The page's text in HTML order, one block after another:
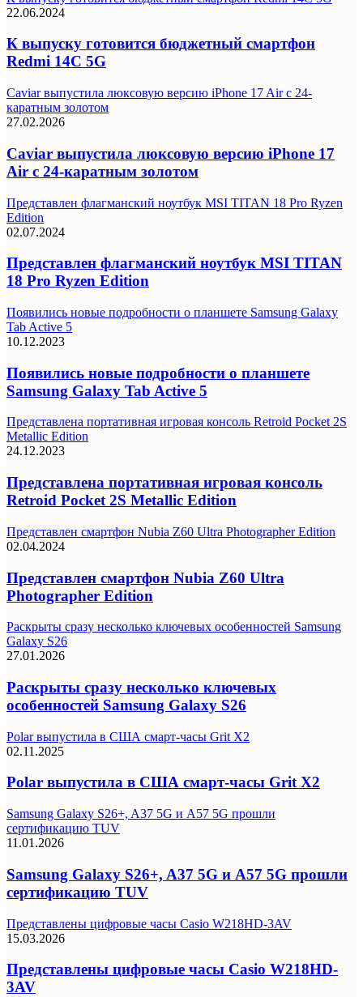
22.06.2024
К выпуску готовится бюджетный смартфон
Redmi 14C 5G
Caviar выпустила люксовую версию iPhone 17 Air с 24-
каратным золотом
27.02.2026
Caviar выпустила люксовую версию iPhone 17
Air с 24-каратным золотом
Представлен флагманский ноутбук MSI TITAN 18 Pro Ryzen
Edition
02.07.2024
Представлен флагманский ноутбук MSI TITAN
18 Pro Ryzen Edition
Появились новые подробности о планшете Samsung Galaxy
Tab Active 5
10.12.2023
Появились новые подробности о планшете
Samsung Galaxy Tab Active 5
Представлена портативная игровая консоль Retroid Pocket 2S
Metallic Edition
24.12.2023
Представлена портативная игровая консоль
Retroid Pocket 2S Metallic Edition
Представлен смартфон Nubia Z60 Ultra Photographer Edition
02.04.2024
Представлен смартфон Nubia Z60 Ultra
Photographer Edition
Раскрыты сразу несколько ключевых особенностей Samsung
Galaxy S26
27.01.2026
Раскрыты сразу несколько ключевых
особенностей Samsung Galaxy S26
Polar выпустила в США смарт-часы Grit X2
02.11.2025
Polar выпустила в США смарт-часы Grit X2
Samsung Galaxy S26+, A37 5G и A57 5G прошли
сертификацию TUV
11.01.2026
Samsung Galaxy S26+, A37 5G и A57 5G прошли
сертификацию TUV
Представлены цифровые часы Casio W218HD-3AV
15.03.2026
Представлены цифровые часы Casio W218HD-
3AV